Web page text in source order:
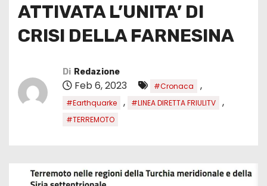
ATTIVATA L’UNITA’ DI
CRISI DELLA FARNESINA
Di Redazione
Feb 6, 2023 #Cronaca ,
#Earthquarke , #LINEA DIRETTA FRIULITV ,
#TERREMOTO